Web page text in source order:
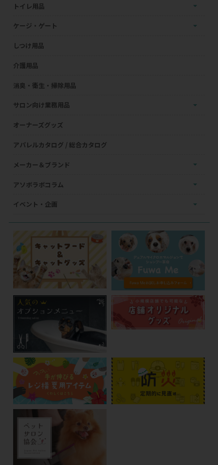
トイレ用品
ケージ・ゲート
しつけ用品
介護用品
消臭・衛生・掃除用品
サロン向け業務用品
オーナーズグッズ
アパレルカタログ / 総合カタログ
メーカー＆ブランド
アソボラボコラム
イベント・企画